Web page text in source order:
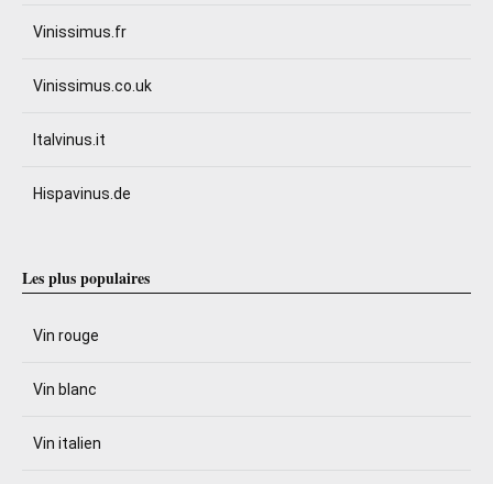
Vinissimus.fr
Vinissimus.co.uk
Italvinus.it
Hispavinus.de
Les plus populaires
Vin rouge
Vin blanc
Vin italien